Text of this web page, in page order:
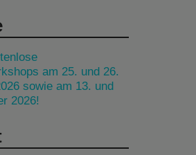
am 25. und 26.
sowie am 13. und
2026!